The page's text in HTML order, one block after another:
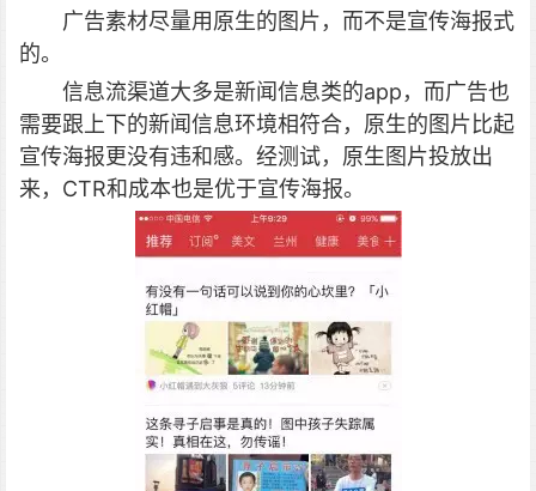
广告素材尽量用原生的图片，而不是宣传海报式
的。
信息流渠道大多是新闻信息类的app，而广告也
需要跟上下的新闻信息环境相符合，原生的图片比起
宣传海报更没有违和感。经测试，原生图片投放出
来，CTR和成本也是优于宣传海报。